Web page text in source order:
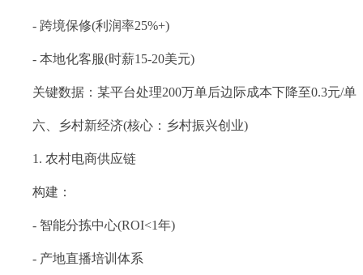
- 跨境保修(利润率25%+)
- 本地化客服(时薪15-20美元)
关键数据：某平台处理200万单后边际成本下降至0.3元/单
六、乡村新经济(核心：乡村振兴创业)
1. 农村电商供应链
构建：
- 智能分拣中心(ROI<1年)
- 产地直播培训体系